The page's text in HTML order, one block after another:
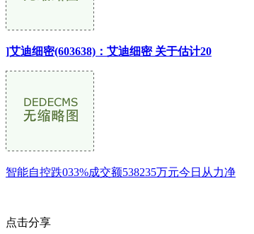
]艾迪细密(603638)：艾迪细密 关于估计20
智能自控跌033%成交额538235万元今日从力净
点击分享